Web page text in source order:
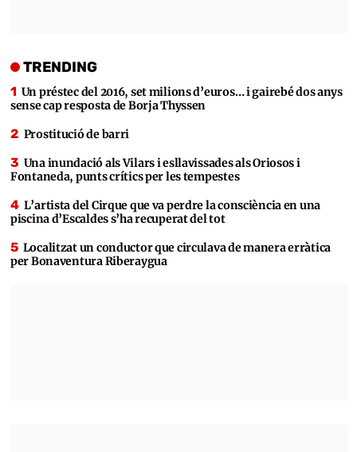
TRENDING
Un préstec del 2016, set milions d’euros… i gairebé dos anys
sense cap resposta de Borja Thyssen
Prostitució de barri
Una inundació als Vilars i esllavissades als Oriosos i
Fontaneda, punts crítics per les tempestes
L’artista del Cirque que va perdre la consciència en una
piscina d’Escaldes s’ha recuperat del tot
Localitzat un conductor que circulava de manera erràtica
per Bonaventura Riberaygua